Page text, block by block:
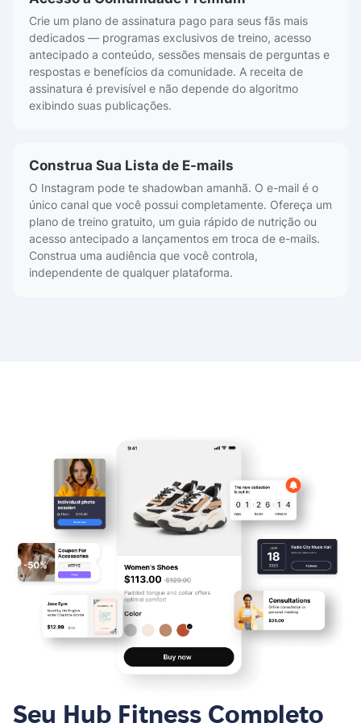
Crie um plano de assinatura pago para seus fãs mais
dedicados — programas exclusivos de treino, acesso
antecipado a conteúdo, sessões mensais de perguntas e
respostas e benefícios da comunidade. A receita de
assinatura é previsível e não depende do algoritmo
exibindo suas publicações.
Construa Sua Lista de E-mails
O Instagram pode te shadowban amanhã. O e-mail é o
único canal que você possui completamente. Ofereça um
plano de treino gratuito, um guia rápido de nutrição ou
acesso antecipado a lançamentos em troca de e-mails.
Construa uma audiência que você controla,
independente de qualquer plataforma.
Seu Hub Fitness Completo